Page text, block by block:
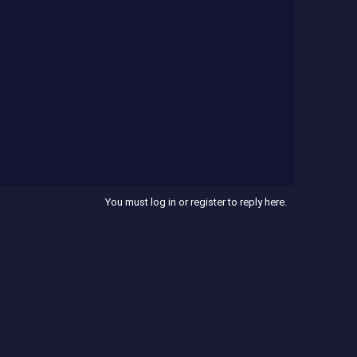
You must log in or register to reply here.